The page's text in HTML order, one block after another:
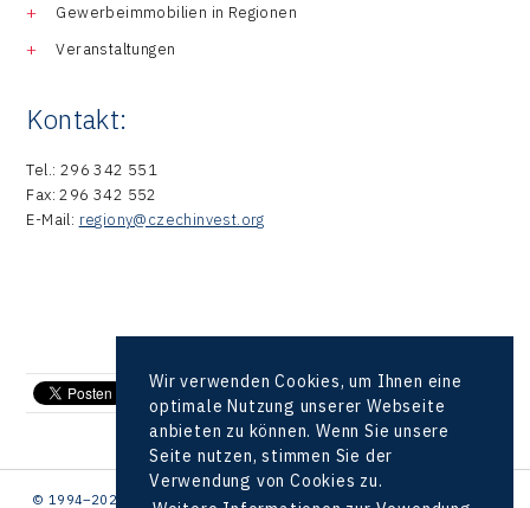
Gewerbeimmobilien in Regionen
Veranstaltungen
Kontakt:
Tel.: 296 342 551
Fax: 296 342 552
E-Mail: regiony@czechinvest.org
© 1994–2026 CzechInvest | .
Wir verwenden Cookies, um Ihnen eine
optimale Nutzung unserer Webseite
anbieten zu können. Wenn Sie unsere
Seite nutzen, stimmen Sie der
Verwendung von Cookies zu.